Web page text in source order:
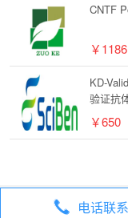
CNTF
￥1186
KD-
验证抗
￥650
全部分类 试剂
电话联系